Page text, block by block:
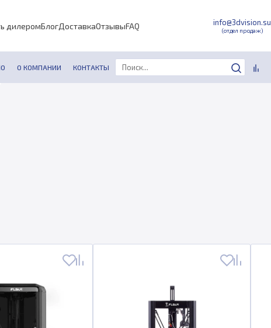
дилеромБлогДоставкаОтзывыFAQ info@3dvision.su
(отдел продаж)
О КОМПАНИИ КОНТАКТЫ